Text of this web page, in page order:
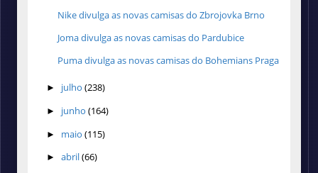
Nike divulga as novas camisas do Zbrojovka Brno
Joma divulga as novas camisas do Pardubice
Puma divulga as novas camisas do Bohemians Praga
► julho (238)
► junho (164)
► maio (115)
► abril(66)